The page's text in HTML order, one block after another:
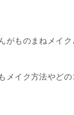
がものまねメイク
メイク方法やど